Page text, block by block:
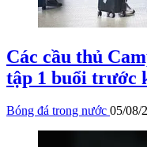
Các cầu thủ
tập 1 buổi trước
Bóng đá trong nước 05/08/